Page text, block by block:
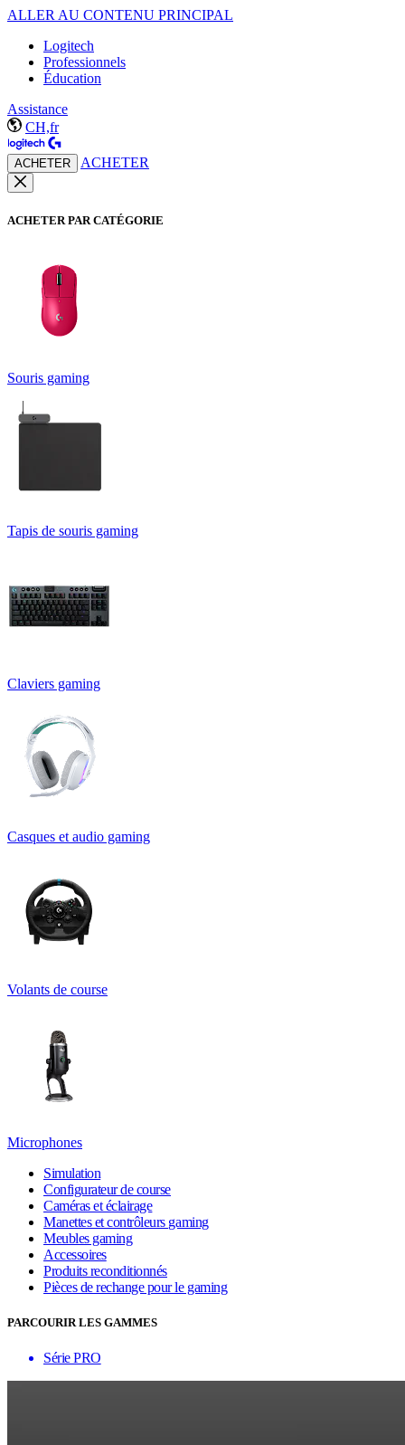
ALLER AU CONTENU PRINCIPAL
Logitech
Professionnels
Éducation
Assistance
CH,fr
ACHETER ACHETER
ACHETER PAR CATÉGORIE
Souris gaming
Tapis de souris gaming
Claviers gaming
Casques et audio gaming
Volants de course
Microphones
Simulation
Configurateur de course
Caméras et éclairage
Manettes et contrôleurs gaming
Meubles gaming
Accessoires
Produits reconditionnés
Pièces de rechange pour le gaming
PARCOURIR LES GAMMES
Série PRO